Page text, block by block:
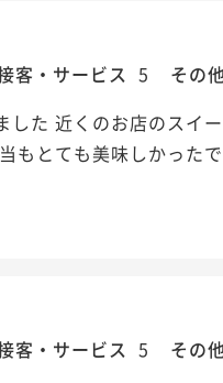
客・サービス 5 その
た 近くのお店のスイ
もとても美味しかった
客・サービス 5 その